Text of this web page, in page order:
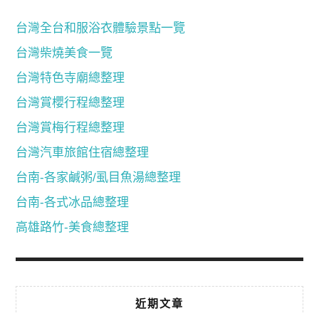
台灣全台和服浴衣體驗景點一覽
台灣柴燒美食一覽
台灣特色寺廟總整理
台灣賞櫻行程總整理
台灣賞梅行程總整理
台灣汽車旅館住宿總整理
台南-各家鹹粥/虱目魚湯總整理
台南-各式冰品總整理
高雄路竹-美食總整理
近期文章